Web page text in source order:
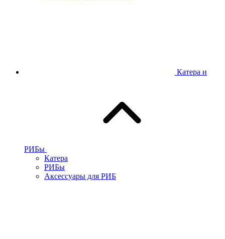
Катера и
РИБы
Катера
РИБы
Аксессуары для РИБ